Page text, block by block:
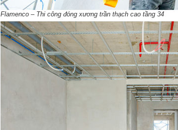
Flamenco – Thi công đóng xương trần thạch cao tầng 34